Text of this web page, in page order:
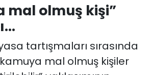
mal olmuş kişi”
tartışmaları sırasında
mal olmuş kişiler